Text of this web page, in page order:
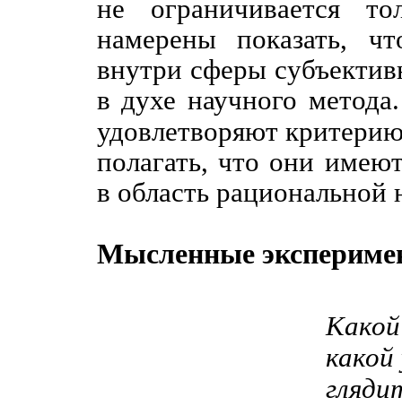
не ограничивается
намерены показать,
внутри сферы
в духе научного
удовлетворяют
полагать, что они
в область рациональной
Мысленные